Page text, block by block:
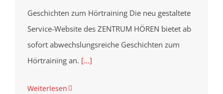
Geschichten zum Hörtraining Die neu gestaltete
Service-Website des ZENTRUM HÖREN bietet ab
sofort abwechslungsreiche Geschichten zum
Hörtraining an. [...]
Weiterlesen